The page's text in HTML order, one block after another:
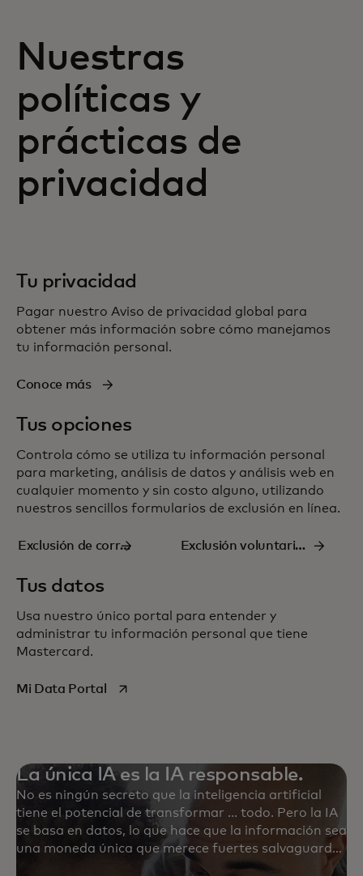
Nuestras
políticas y
prácticas de
privacidad
Tu privacidad
Pagar nuestro Aviso de privacidad global para
obtener más información sobre cómo manejamos
tu información personal.
Conoce más
Tus opciones
Controla cómo se utiliza tu información personal
para marketing, análisis de datos y análisis web en
cualquier momento y sin costo alguno, utilizando
nuestros sencillos formularios de exclusión en línea.
Exclusión de correo
Exclusión voluntaria
Tus datos
Usa nuestro único portal para entender y
administrar tu información personal que tiene
Mastercard.
Mi Data Portal se abre en una pestaña nueva
La única IA es la IA responsable.
No es ningún secreto que la inteligencia artificial
tiene el potencial de transformar ... todo. Pero la IA
se basa en datos, lo que hace que la información sea
una moneda única que merece fuertes salvaguardas
y una vigilancia constante. Descubre nuestras